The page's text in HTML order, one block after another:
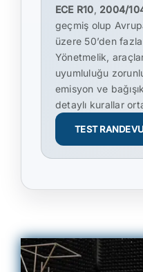
ECE R10, 2004/
geçmiş olup
üzere 50’den
Yönetmelik,
uyumluluğu
emisyon ve
detaylı kurallar
TEST